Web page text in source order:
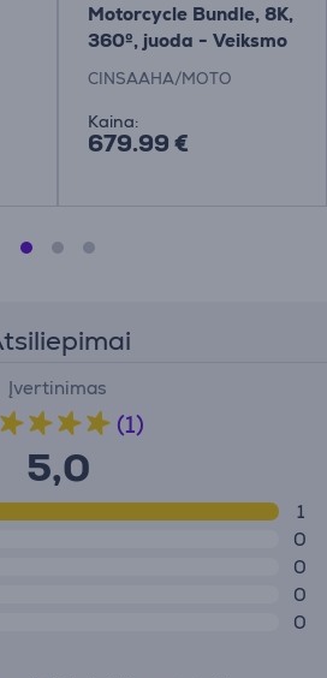
Motorcycle Bundle, 8K,
360º, juoda - Veiksmo
kamera
CINSAAHA/MOTO
Kaina:
679.99 €
Įvertinimas
(1)
5,0
1
0
0
0
0